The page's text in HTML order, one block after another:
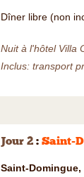
Dîner libre (non
Nuit à l'hôtel Villa
Inclus: transport
Jour 2: Saint-
Saint-